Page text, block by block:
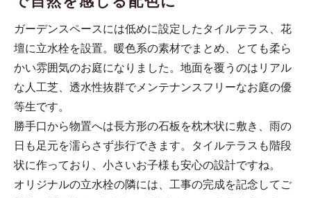
ガーデンスペースには低めに設定したタイルテラス、花
壇に立水栓を設置。暖色系の素材でまとめ、とても柔ら
かい雰囲気のお庭になりました。地面を覆うのはリアル
な人工芝、透水性抜群でメンテナンスフリーなお庭の優
等生です。
勝手口から物置へは長方形の石板を枕木状に敷き、雨の
日も足元を濡らさず歩行できます。タイルテラスも階段
状に作っており、小さいお子様も安心の設計ですね。
オリジナルの立水栓の隣には、工事の完成を記念してご